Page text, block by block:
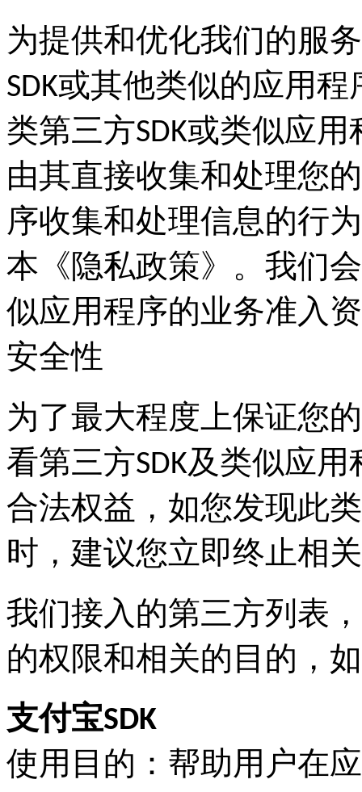
为提供和优化我们的服
SDK或其他类似的应用
类第三方SDK或类似应
由其直接收集和处理您
序收集和处理信息的行
本《隐私政策》。我们
似应用程序的业务准入
安全性
为了最大程度上保证您
看第三方SDK及类似应
合法权益，如您发现此
时，建议您立即终止相
我们接入的第三方列表
的权限和相关的目的，
支付宝SDK
使用目的：帮助用户在